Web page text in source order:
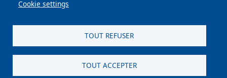
PCI
Cookie settings
TOUT REFUSER
TOUT ACCEPTER
Astraga